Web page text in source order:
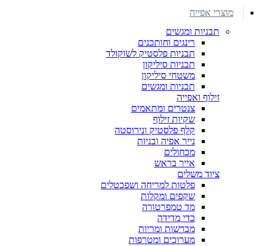
מוצרי אפייה
תבניות ומגשים
רינגים וחותכנים
תבניות פלסטיק לשוקולד
תבניות סיליקון
משטחי סיליקון
תבניות ומגשים
זילוף ואפייה
צנטרים ומתאמים
שקיות זילוף
קלף פלסטיק ונירוסטה
נייר אפיה ובניות
מכחולים
אייר בראש
ציוד משלים
פלטות למריחה ושפכטלים
שקפים ומקלות
מד טמפרטורה
כדי מדידה
מברשות ומריות
מערוכים ומטרפות